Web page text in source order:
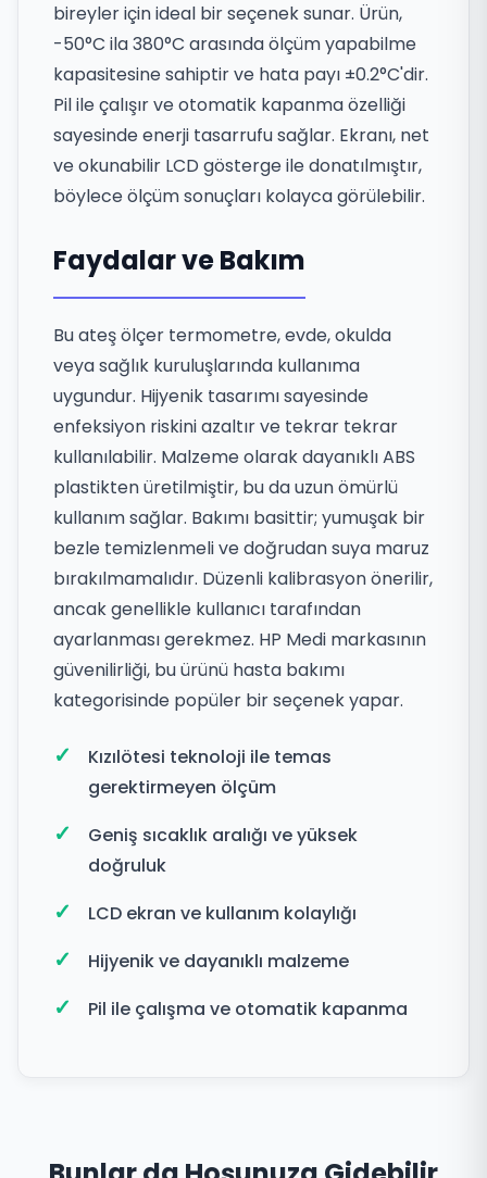
bireyler için ideal bir seçenek sunar. Ürün,
-50°C ila 380°C arasında ölçüm yapabilme
kapasitesine sahiptir ve hata payı ±0.2°C'dir.
Pil ile çalışır ve otomatik kapanma özelliği
sayesinde enerji tasarrufu sağlar. Ekranı, net
ve okunabilir LCD gösterge ile donatılmıştır,
böylece ölçüm sonuçları kolayca görülebilir.
Faydalar ve Bakım
Bu ateş ölçer termometre, evde, okulda
veya sağlık kuruluşlarında kullanıma
uygundur. Hijyenik tasarımı sayesinde
enfeksiyon riskini azaltır ve tekrar tekrar
kullanılabilir. Malzeme olarak dayanıklı ABS
plastikten üretilmiştir, bu da uzun ömürlü
kullanım sağlar. Bakımı basittir; yumuşak bir
bezle temizlenmeli ve doğrudan suya maruz
bırakılmamalıdır. Düzenli kalibrasyon önerilir,
ancak genellikle kullanıcı tarafından
ayarlanması gerekmez. HP Medi markasının
güvenilirliği, bu ürünü hasta bakımı
kategorisinde popüler bir seçenek yapar.
Kızılötesi teknoloji ile temas
gerektirmeyen ölçüm
Geniş sıcaklık aralığı ve yüksek
doğruluk
LCD ekran ve kullanım kolaylığı
Hijyenik ve dayanıklı malzeme
Pil ile çalışma ve otomatik kapanma